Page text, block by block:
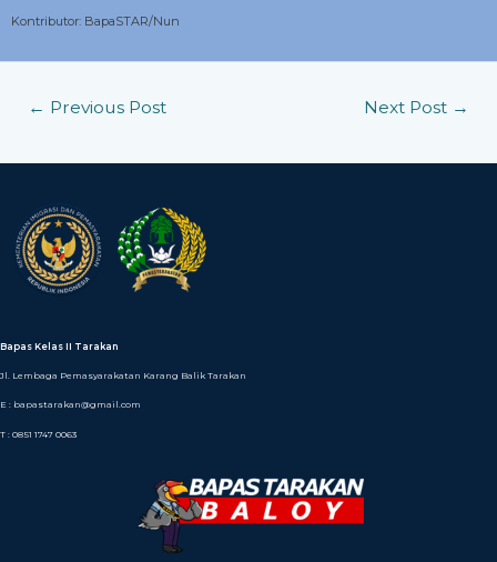
Kontributor: BapaSTAR/Nun
← Previous Post Next Post →
Bapas Kelas II Tarakan
Jl. Lembaga Pemasyarakatan Karang Balik Tarakan
E : bapastarakan@gmail.com
T : 0851 1747 0063